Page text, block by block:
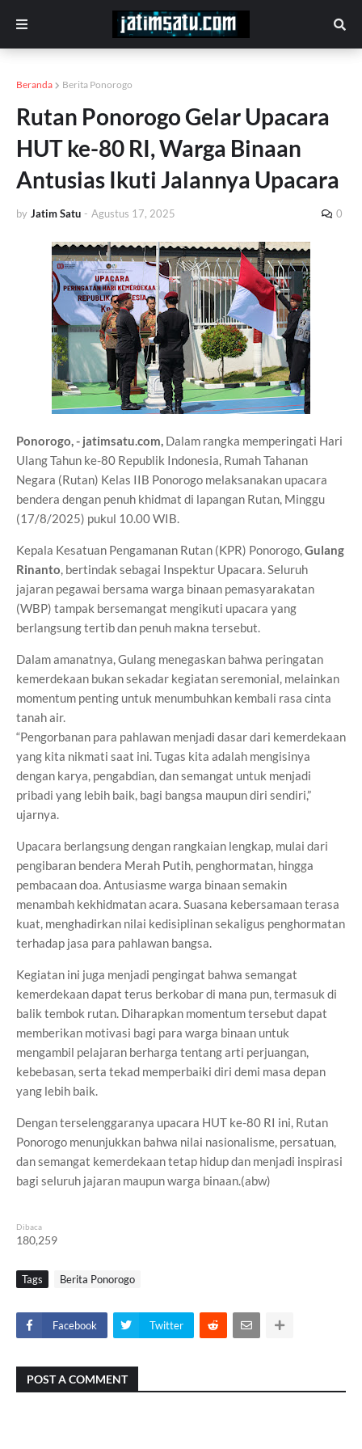
Beranda Berita Ponorogo
Rutan Ponorogo Gelar Upacara
HUT ke-80 RI, Warga Binaan
Antusias Ikuti Jalannya Upacara
by Jatim Satu - Agustus 17, 2025 0
Ponorogo, - jatimsatu.com, Dalam rangka memperingati Hari
Ulang Tahun ke-80 Republik Indonesia, Rumah Tahanan
Negara (Rutan) Kelas IIB Ponorogo melaksanakan upacara
bendera dengan penuh khidmat di lapangan Rutan, Minggu
(17/8/2025) pukul 10.00 WIB.
Kepala Kesatuan Pengamanan Rutan (KPR) Ponorogo,Gulang
Rinanto, bertindak sebagai Inspektur Upacara. Seluruh
jajaran pegawai bersama warga binaan pemasyarakatan
(WBP) tampak bersemangat mengikuti upacara yang
berlangsung tertib dan penuh makna tersebut.
Dalam amanatnya, Gulang menegaskan bahwa peringatan
kemerdekaan bukan sekadar kegiatan seremonial, melainkan
momentum penting untuk menumbuhkan kembali rasa cinta
tanah air.
“Pengorbanan para pahlawan menjadi dasar dari kemerdekaan
yang kita nikmati saat ini. Tugas kita adalah mengisinya
dengan karya, pengabdian, dan semangat untuk menjadi
pribadi yang lebih baik, bagi bangsa maupun diri sendiri,”
ujarnya.
Upacara berlangsung dengan rangkaian lengkap, mulai dari
pengibaran bendera Merah Putih, penghormatan, hingga
pembacaan doa. Antusiasme warga binaan semakin
menambah kekhidmatan acara. Suasana kebersamaan terasa
kuat, menghadirkan nilai kedisiplinan sekaligus penghormatan
terhadap jasa para pahlawan bangsa.
Kegiatan ini juga menjadi pengingat bahwa semangat
kemerdekaan dapat terus berkobar di mana pun, termasuk di
balik tembok rutan. Diharapkan momentum tersebut dapat
memberikan motivasi bagi para warga binaan untuk
mengambil pelajaran berharga tentang arti perjuangan,
kebebasan, serta tekad memperbaiki diri demi masa depan
yang lebih baik.
Dengan terselenggaranya upacara HUT ke-80 RI ini, Rutan
Ponorogo menunjukkan bahwa nilai nasionalisme, persatuan,
dan semangat kemerdekaan tetap hidup dan menjadi inspirasi
bagi seluruh jajaran maupun warga binaan.(abw)
Dibaca
180,259
Tags Berita Ponorogo
Facebook Twitter
POST A COMMENT